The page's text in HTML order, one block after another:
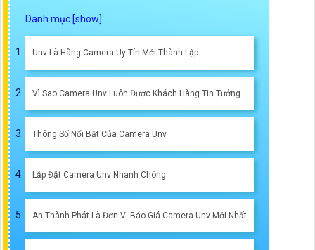
Unv Là Hãng Camera Uy Tín Mới Thành Lập
Vì Sao Camera Unv Luôn Được Khách Hàng Tin Tưởng
Thông Số Nổi Bật Của Camera Unv
Lắp Đặt Camera Unv Nhanh Chóng
An Thành Phát Là Đơn Vị Báo Giá Camera Unv Mới Nhất